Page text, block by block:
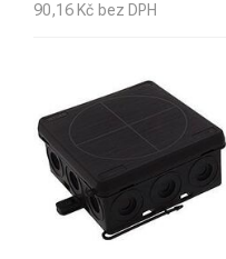
90,16 Kč bez DPH